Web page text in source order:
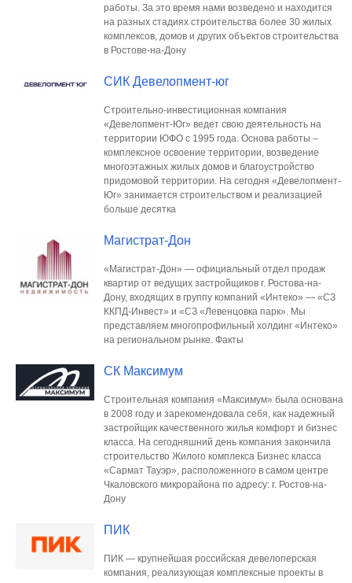
работы. За это время нами возведено и находится
на разных стадиях строительства более 30 жилых
комплексов, домов и других объектов строительства
в Ростове-на-Дону
СИК Девелопмент-юг
Строительно-инвестиционная компания
«Девелопмент-Юг» ведет свою деятельность на
территории ЮФО с 1995 года. Основа работы –
комплексное освоение территории, возведение
многоэтажных жилых домов и благоустройство
придомовой территории. На сегодня «Девелопмент-
Юг» занимается строительством и реализацией
больше десятка
Магистрат-Дон
«Магистрат-Дон» — официальный отдел продаж
квартир от ведущих застройщиков г. Ростова-на-
Дону, входящих в группу компаний «Интеко» — «СЗ
ККПД-Инвест» и «СЗ «Левенцовка парк». Мы
представляем многопрофильный холдинг «Интеко»
на региональном рынке. Факты
СК Максимум
Строительная компания «Максимум» была основана
в 2008 году и зарекомендовала себя, как надежный
застройщик качественного жилья комфорт и бизнес
класса. На сегодняшний день компания закончила
строительство Жилого комплекса Бизнес класса
«Сармат Тауэр», расположенного в самом центре
Чкаловского микрорайона по адресу: г. Ростов-на-
Дону
ПИК
ПИК — крупнейшая российская девелоперская
компания, реализующая комплексные проекты в